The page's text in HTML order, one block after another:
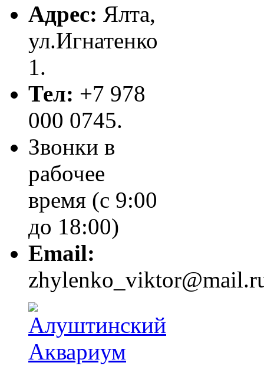
Адрес: Ялта,
ул.Игнатенко
1.
Тел: +7 978
000 0745.
Звонки в
рабочее
время (с 9:00
до 18:00)
Email: